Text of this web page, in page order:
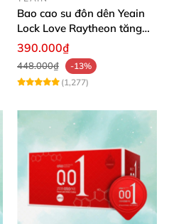
Bao cao su đôn dên Yeain
Lock Love Raytheon tăng
khoái cảm
390.000₫
448.000₫
-13%
(1,277)